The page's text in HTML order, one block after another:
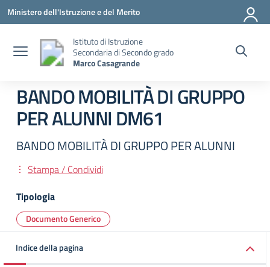
Vai ai contenuti
Vai al menu di navigazione
Vai al footer
Ministero dell'Istruzione e del Merito
Istituto di Istruzione
Secondaria di Secondo grado
Marco Casagrande
BANDO MOBILITÀ DI GRUPPO
PER ALUNNI DM61
BANDO MOBILITÀ DI GRUPPO PER ALUNNI
Stampa / Condividi
Tipologia
Documento Generico
Indice della pagina